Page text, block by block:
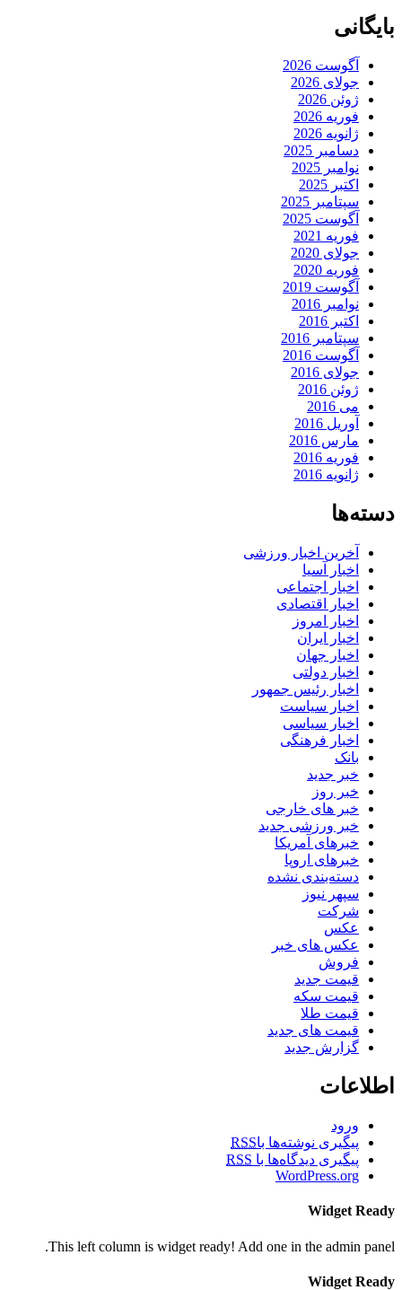
بایگانی
آگوست 2026
جولای 2026
ژوئن 2026
فوریه 2026
ژانویه 2026
دسامبر 2025
نوامبر 2025
اکتبر 2025
سپتامبر 2025
آگوست 2025
فوریه 2021
جولای 2020
فوریه 2020
آگوست 2019
نوامبر 2016
اکتبر 2016
سپتامبر 2016
آگوست 2016
جولای 2016
ژوئن 2016
می 2016
آوریل 2016
مارس 2016
فوریه 2016
ژانویه 2016
دسته‌ها
آخرین اخبار ورزشی
اخبار آسیا
اخبار اجتماعی
اخبار اقتصادی
اخبار امروز
اخبار ایران
اخبار جهان
اخبار دولتی
اخبار رئیس جمهور
اخبار سیاست
اخبار سیاسی
اخبار فرهنگی
بانک
خبر جدید
خبر روز
خبر های خارجی
خبر ورزشی جدید
خبرهای آمریکا
خبرهای اروپا
دسته‌بندی نشده
سپهر نیوز
شرکت
عکس
عکس های خبر
فروش
قیمت جدید
قیمت سکه
قیمت طلا
قیمت های جدید
گزارش جدید
اطلاعات
ورود
پیگیری نوشته‌ها باRSS
پیگیری دیدگاه‌ها با RSS
WordPress.org
Widget Ready
This left column is widget ready! Add one in the admin panel.
Widget Ready